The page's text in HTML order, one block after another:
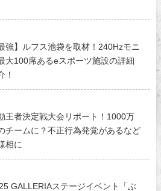
強】ルフス池袋を取材！240Hzモニ
大100席あるeスポーツ施設の詳細
！
王者決定戦大会リポート！1000万
チームに？不正行為発覚があるなど
相に
GALLERIAステージイベント「ぶ